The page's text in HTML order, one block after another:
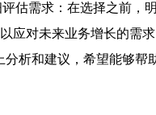
估需求：在选择之前，
应对未来业务增长的需
析和建议，希望能够帮